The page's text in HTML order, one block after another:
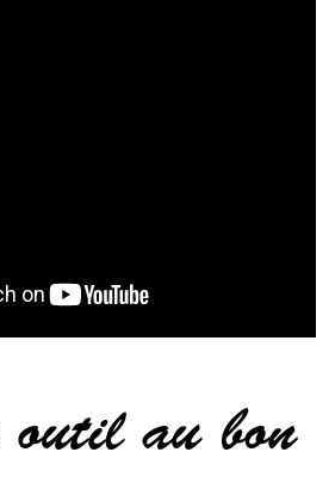
outil au bon